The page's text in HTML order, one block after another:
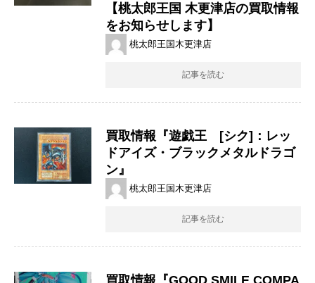
【桃太郎王国 木更津店の買取情報
をお知らせします】
桃太郎王国木更津店
記事を読む
買取情報『遊戯王 [シク]：レッ
ドアイズ・ブラックメタルドラゴ
ン』
桃太郎王国木更津店
記事を読む
買取情報『GOOD ​SMILE ​COMPA